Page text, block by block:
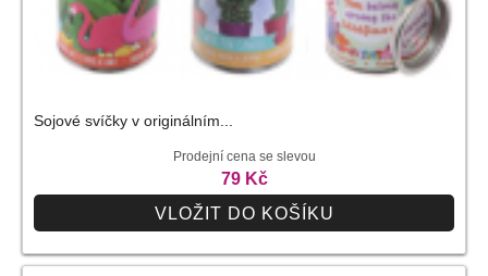
Sojové svíčky v originálním...
Prodejní cena se slevou
79 Kč
VLOŽIT DO KOŠÍKU